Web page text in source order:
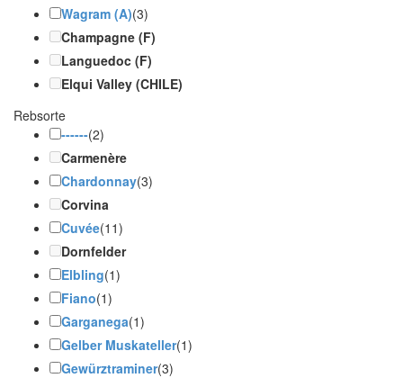
Wagram (A)(3)
Champagne (F)
Languedoc (F)
Elqui Valley (CHILE)
Rebsorte
------(2)
Carmenère
Chardonnay(3)
Corvina
Cuvée(11)
Dornfelder
Elbling(1)
Fiano(1)
Garganega(1)
Gelber Muskateller(1)
Gewürztraminer(3)